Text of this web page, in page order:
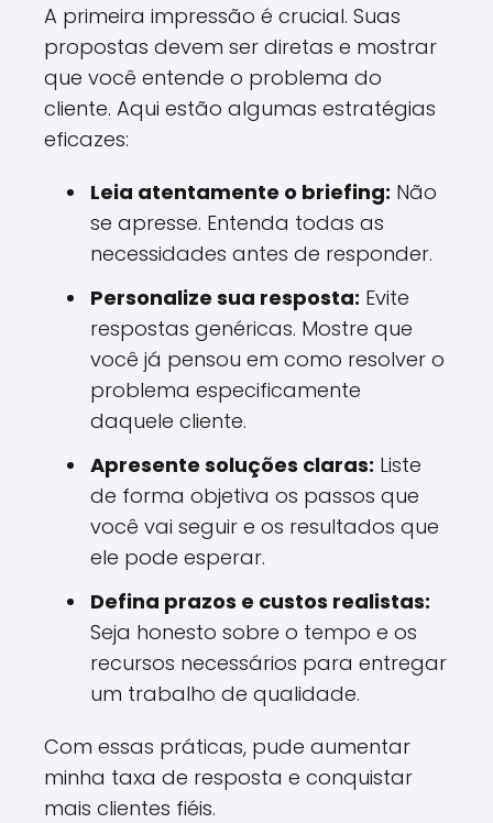
A primeira impressão é crucial. Suas
propostas devem ser diretas e mostrar
que você entende o problema do
cliente. Aqui estão algumas estratégias
eficazes:
Leia atentamente o briefing: Não
se apresse. Entenda todas as
necessidades antes de responder.
Personalize sua resposta: Evite
respostas genéricas. Mostre que
você já pensou em como resolver o
problema especificamente
daquele cliente.
Apresente soluções claras: Liste
de forma objetiva os passos que
você vai seguir e os resultados que
ele pode esperar.
Defina prazos e custos realistas:
Seja honesto sobre o tempo e os
recursos necessários para entregar
um trabalho de qualidade.
Com essas práticas, pude aumentar
minha taxa de resposta e conquistar
mais clientes fiéis.